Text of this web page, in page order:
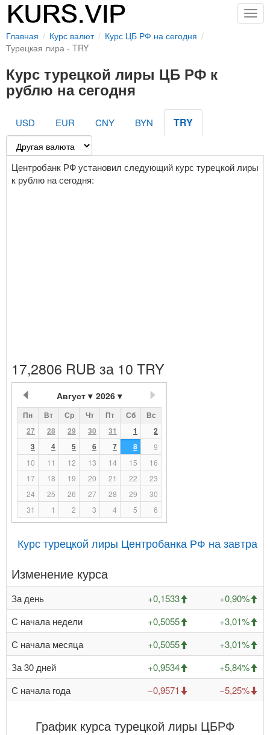
Главная Курс валют
Курс ЦБ РФ на сегодня
Турецкая лира - TRY
Курс турецкой лиры ЦБ РФ к
рублю на сегодня
USD EUR CNY BYN TRY
Центробанк РФ установил следующий курс турецкой лиры
к рублю на сегодня:
17,2806 RUB за 10 TRY
Август 2026
Пн Вт Ср Чт Пт Сб
Вс
27
28 29 30 31 1
2
3
4 5 6 7 8
9
10
11 12 13 14 15
16
17
18 19 20 21 22
23
24
25 26 27 28 29
30
31
1 2 3 4 5 6
Курс турецкой лиры Центробанка РФ на завтра
Изменение курса
За день +0,1533
+0,90%
С начала недели
+0,5055
+3,01%
С начала месяца
+0,5055
+3,01%
За 30 дней
+0,9534
+5,84%
С начала года
−0,9571 −5,25%
График курса турецкой лиры ЦБРФ